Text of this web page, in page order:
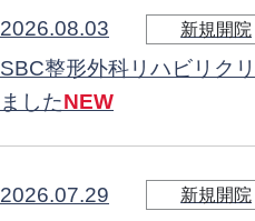
2026.08.03 新規開院
SBC整形外科リハビリク
ましたNEW
2026.07.29 新規開院